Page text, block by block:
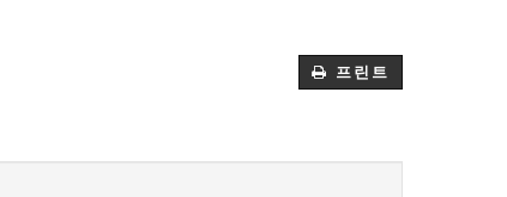
프린트